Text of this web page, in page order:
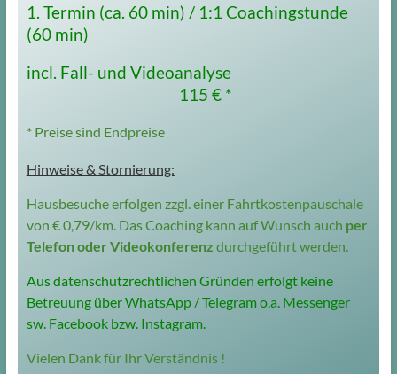
1. Termin (ca. 60 min) /1:1 Coachingstunde
(60 min)
incl. Fall- und Videoanalyse
115 € *
* Preise sind Endpreise
Hinweise & Stornierung:
Hausbesuche erfolgen zzgl. einer Fahrtkostenpauschale
von € 0,79/km. Das Coaching kann auf Wunsch auch per
Telefon oder Videokonferenz durchgeführt werden.
Aus datenschutzrechtlichen Gründen erfolgt keine
Betreuung über WhatsApp / Telegram o.a. Messenger
sw. Facebook bzw. Instagram.
Vielen Dank für Ihr Verständnis !